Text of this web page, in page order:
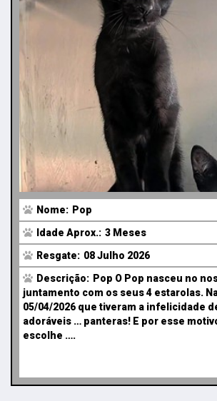
Nome: Pop
Idade Aprox.: 3 Meses
Resgate: 08 Julho 2026
Descrição: Pop O Pop nasceu no
juntamento com os seus 4 estarolas.
05/04/2026 que tiveram a infelicidade
adoráveis … panteras! E por esse
escolhe ….